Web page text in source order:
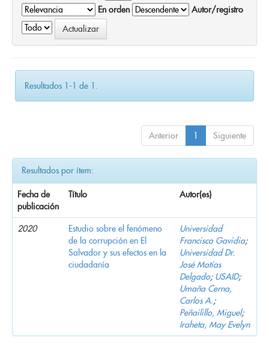
En orden
Autor/registro
Resultados 1-1 de 1.
Anterior 1 Siguiente
Resultados por ítem:
Fecha de
publicación
Título Autor(es)
2020
Estudio sobre el fenómeno
de la corrupción en El
Salvador y sus efectos en la
ciudadanía
Universidad
Francisco Gavidia;
Universidad Dr.
José Matías
Delgado; USAID;
Umaña Cerna,
Carlos A.;
Peñailillo, Miguel;
Iraheta, May Evelyn